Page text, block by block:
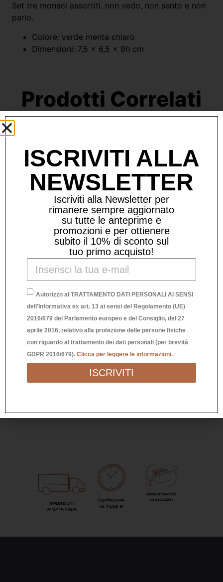
Set tre monaci assortiti. non vedo, non sento e non
parlo.
Colore: verde menta chiaro
Dimensioni: 7,5 x 6,5 x 9h cm
Prodotti Correlati
55,00€
ISCRIVITI ALLA
NEWSLETTER
Iscriviti alla Newsletter per
rimanere sempre aggiornato
su tutte le anteprime e
promozioni e per ottienere
subito il 10% di sconto sul
tuo primo acquisto!
Autorizzo al TRATTAMENTO DATI PERSONALI AI SENSI
dell'Informativa ex art. 13 ai sensi del Regolamento (UE)
2016/679 del Parlamento europeo e del Consiglio, del 27
aprile 2016, relativo alla protezione delle persone fisiche
con riguardo al trattamento dei dati personali (per brevità
GDPR 2016/679). Clicca per leggere le informazioni.
ISCRIVITI